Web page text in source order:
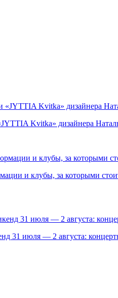
Kvitka» дизайнера
и клубы, за которыми
31 июля — 2 августа: